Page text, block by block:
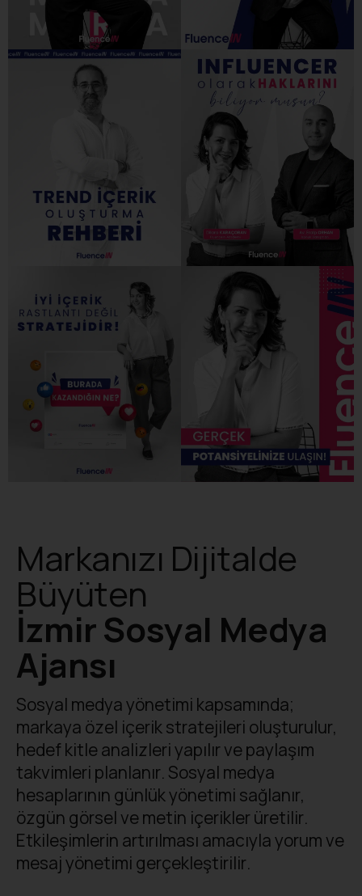
Markanızı Dijitalde
Büyüten
İzmir Sosyal Medya
Ajansı
Sosyal medya yönetimi kapsamında;
markaya özel içerik stratejileri oluşturulur,
hedef kitle analizleri yapılır ve paylaşım
takvimleri planlanır. Sosyal medya
hesaplarının günlük yönetimi sağlanır,
özgün görsel ve metin içerikler üretilir.
Etkileşimlerin artırılması amacıyla yorum ve
mesaj yönetimi gerçekleştirilir.